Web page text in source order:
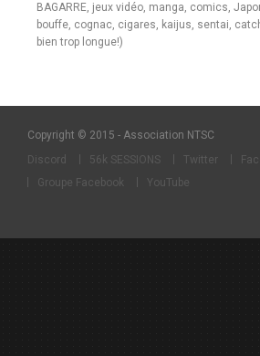
BAGARRE, jeux vidéo, manga, comics,
bouffe, cognac, cigares, kaijus, sentai,
bien trop longue!)
Copyright © 2015 - Association NTSC
Discord
56k SESSIONS Twitter
Groupe Facebook
YouTube